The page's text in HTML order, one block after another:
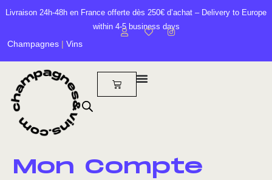
Livraison 24h-48h en France offerte dès 250€ d’achat – Delivery to Europe
within 4-5 business days
Champagnes | Vins
Mon Compte